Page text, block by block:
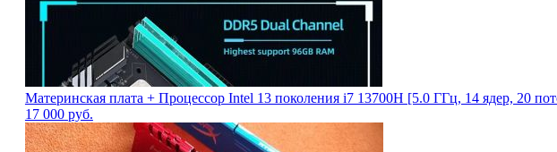
Материнская плата + Процессор Intel 13 поколения i7 13700H [5.0 ГГц, 14 ядер, 20
17 000 руб.